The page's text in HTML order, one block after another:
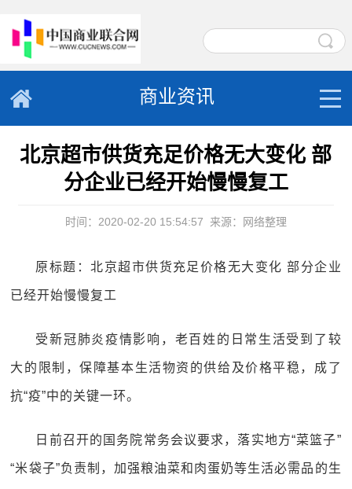
商业资讯
北京超市供货充足价格无大变化 部
分企业已经开始慢慢复工
时间：2020-02-20 15:54:57 来源：网络整理
原标题：北京超市供货充足价格无大变化 部分企业
已经开始慢慢复工
受新冠肺炎疫情影响，老百姓的日常生活受到了较
大的限制，保障基本生活物资的供给及价格平稳，成了
抗“疫”中的关键一环。
日前召开的国务院常务会议要求，落实地方“菜篮子”
“米袋子”负责制，加强粮油菜和肉蛋奶等生活必需品的生